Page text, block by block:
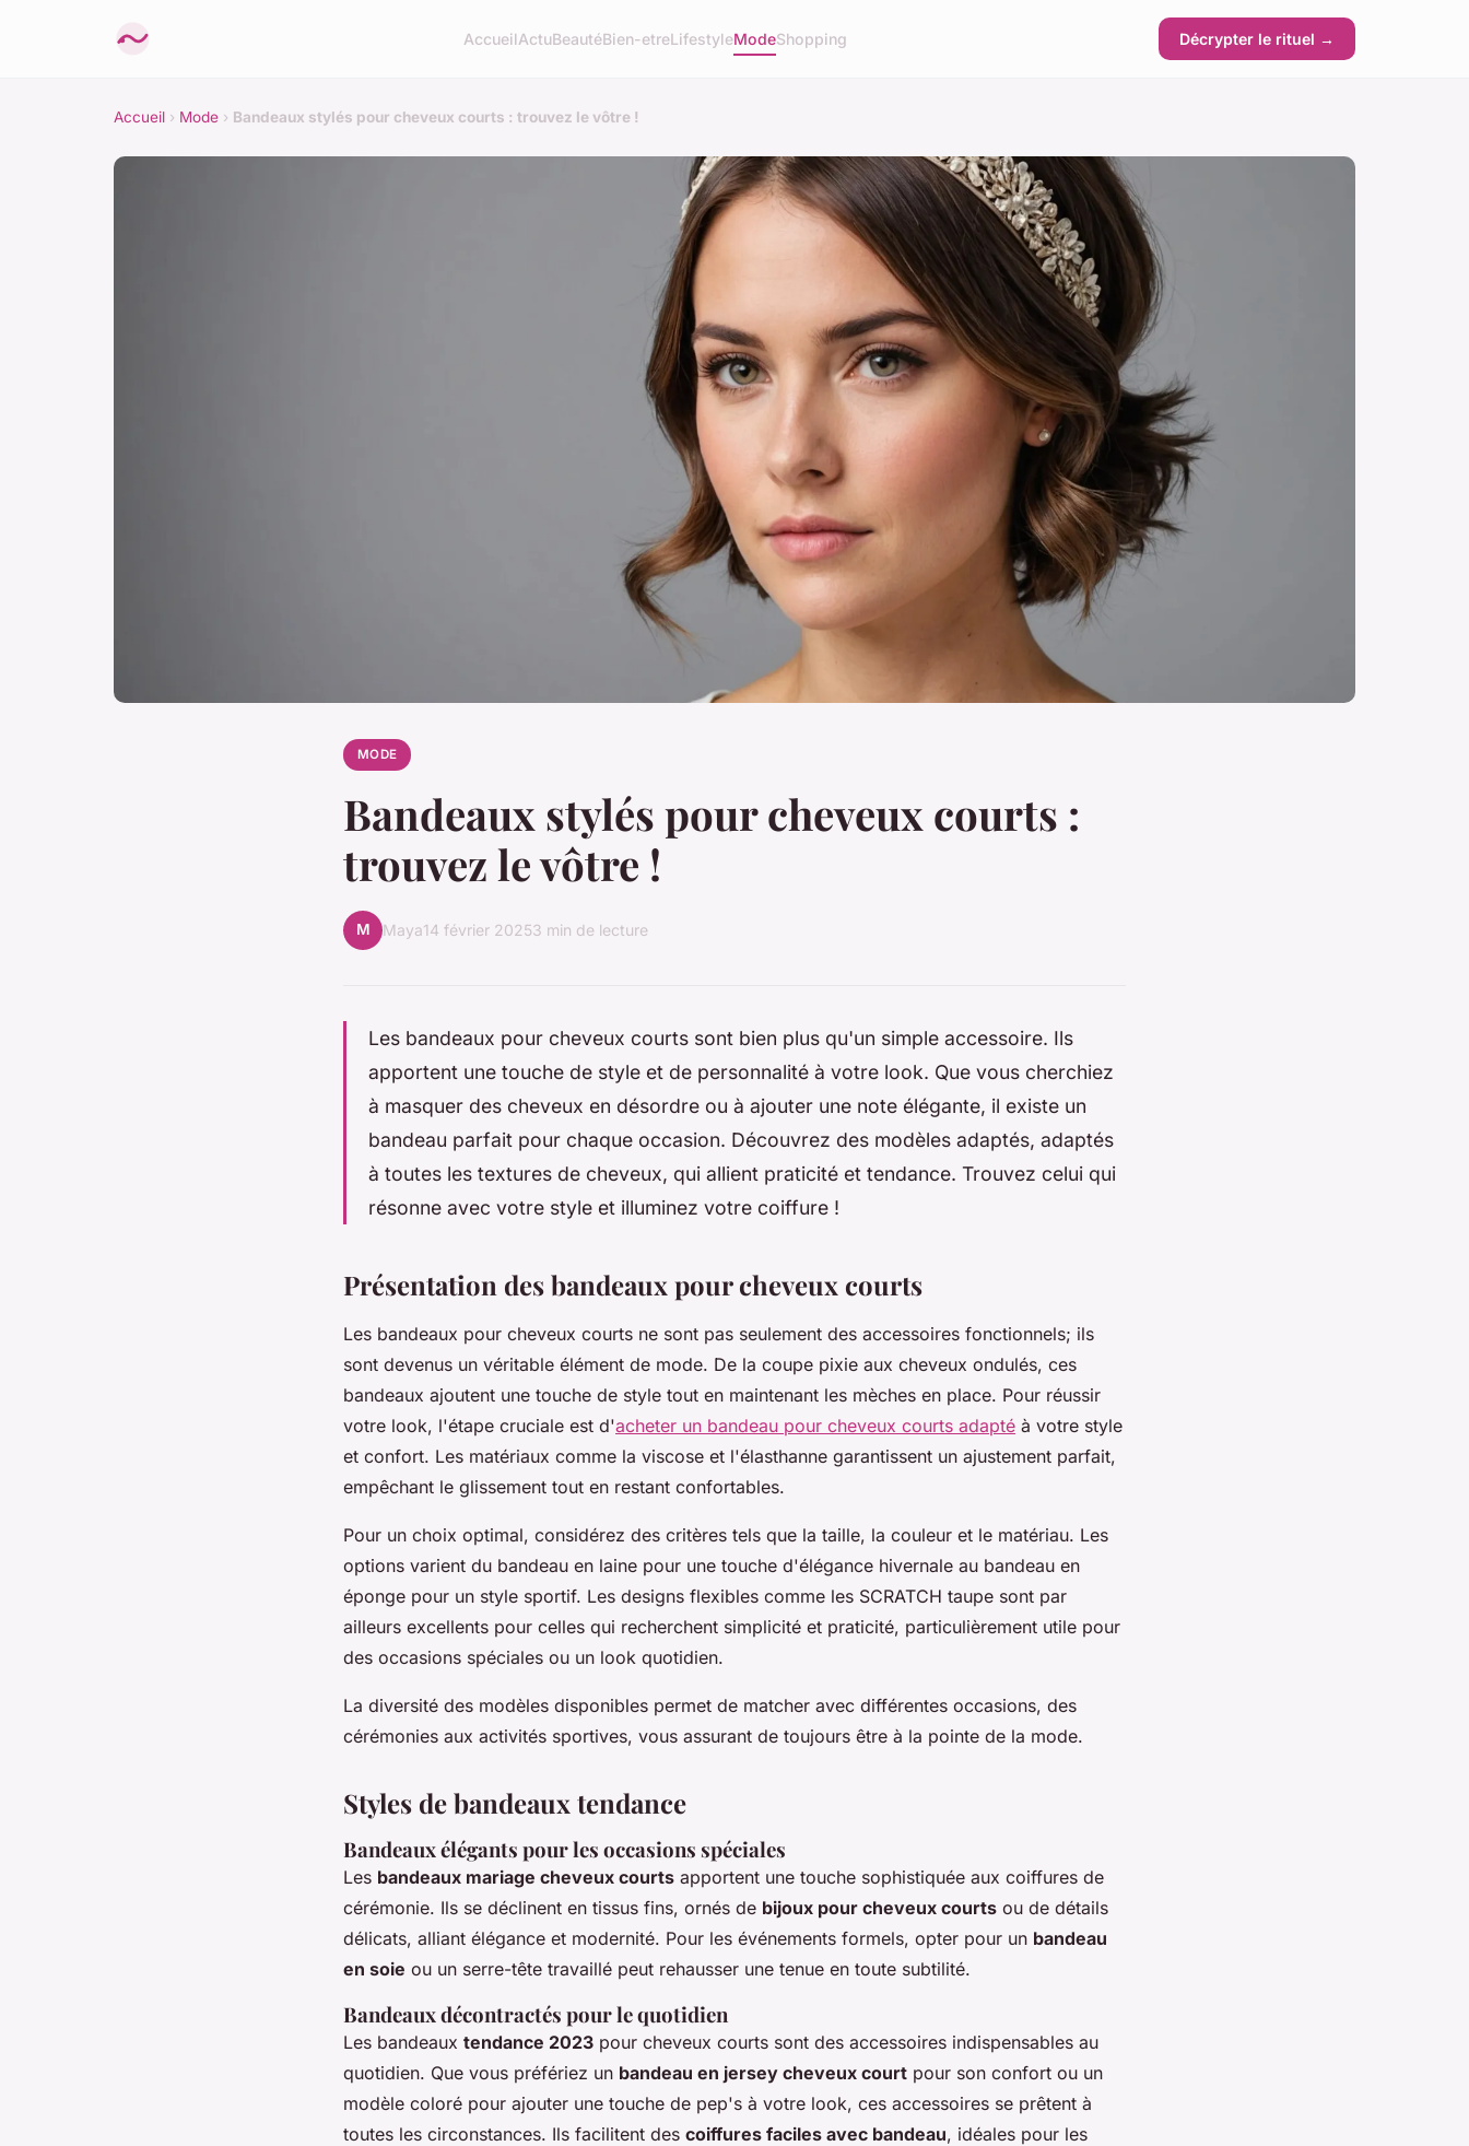
AccueilActuBeautéBien-etreLifestyleModeShopping Décrypter le rituel →
Accueil › Mode › Bandeaux stylés pour cheveux courts : trouvez le vôtre !
MODE
Bandeaux stylés pour cheveux courts :
trouvez le vôtre !
M Maya14 février 20253 min de lecture
Les bandeaux pour cheveux courts sont bien plus qu'un simple accessoire. Ils
apportent une touche de style et de personnalité à votre look. Que vous cherchiez
à masquer des cheveux en désordre ou à ajouter une note élégante, il existe un
bandeau parfait pour chaque occasion. Découvrez des modèles adaptés, adaptés
à toutes les textures de cheveux, qui allient praticité et tendance. Trouvez celui qui
résonne avec votre style et illuminez votre coiffure !
Présentation des bandeaux pour cheveux courts
Les bandeaux pour cheveux courts ne sont pas seulement des accessoires fonctionnels; ils
sont devenus un véritable élément de mode. De la coupe pixie aux cheveux ondulés, ces
bandeaux ajoutent une touche de style tout en maintenant les mèches en place. Pour réussir
votre look, l'étape cruciale est d'acheter un bandeau pour cheveux courts adapté à votre style
et confort. Les matériaux comme la viscose et l'élasthanne garantissent un ajustement parfait,
empêchant le glissement tout en restant confortables.
Pour un choix optimal, considérez des critères tels que la taille, la couleur et le matériau. Les
options varient du bandeau en laine pour une touche d'élégance hivernale au bandeau en
éponge pour un style sportif. Les designs flexibles comme les SCRATCH taupe sont par
ailleurs excellents pour celles qui recherchent simplicité et praticité, particulièrement utile pour
des occasions spéciales ou un look quotidien.
La diversité des modèles disponibles permet de matcher avec différentes occasions, des
cérémonies aux activités sportives, vous assurant de toujours être à la pointe de la mode.
Styles de bandeaux tendance
Bandeaux élégants pour les occasions spéciales
Les bandeaux mariage cheveux courts apportent une touche sophistiquée aux coiffures de
cérémonie. Ils se déclinent en tissus fins, ornés de bijoux pour cheveux courts ou de détails
délicats, alliant élégance et modernité. Pour les événements formels, opter pour un bandeau
en soie ou un serre-tête travaillé peut rehausser une tenue en toute subtilité.
Bandeaux décontractés pour le quotidien
Les bandeaux tendance 2023 pour cheveux courts sont des accessoires indispensables au
quotidien. Que vous préfériez un bandeau en jersey cheveux court pour son confort ou un
modèle coloré pour ajouter une touche de pep's à votre look, ces accessoires se prêtent à
toutes les circonstances. Ils facilitent des coiffures faciles avec bandeau, idéales pour les